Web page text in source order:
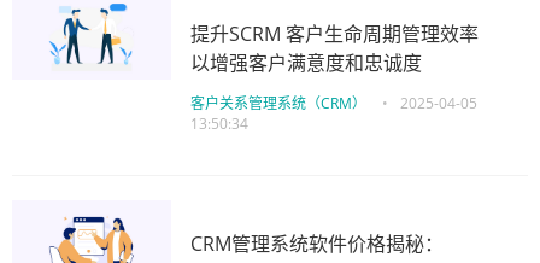
提升SCRM 客户生命周期管理效率
以增强客户满意度和忠诚度
客户关系管理系统（CRM） •
2025-04-05
13:50:34
CRM管理系统软件价格揭秘：